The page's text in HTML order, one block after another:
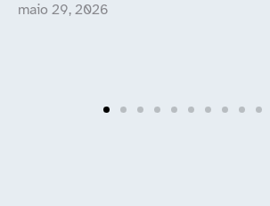
maio 21, 2026